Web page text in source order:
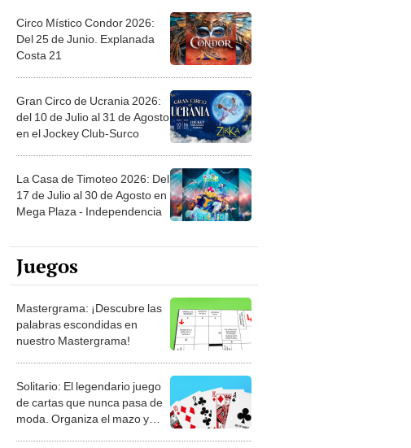
Circo Místico Condor 2026:
Del 25 de Junio. Explanada
Costa 21
Gran Circo de Ucrania 2026:
del 10 de Julio al 31 de Agosto
en el Jockey Club-Surco
La Casa de Timoteo 2026: Del
17 de Julio al 30 de Agosto en
Mega Plaza - Independencia
Juegos
Mastergrama: ¡Descubre las
palabras escondidas en
nuestro Mastergrama!
Solitario: El legendario juego
de cartas que nunca pasa de
moda. Organiza el mazo y